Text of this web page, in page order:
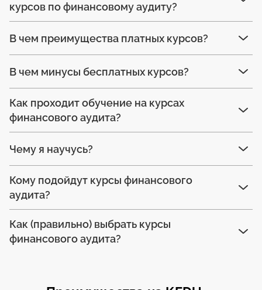
курсов по финансовому аудиту?
В чем преимущества платных курсов?
В чем минусы бесплатных курсов?
Как проходит обучение на курсах
финансового аудита?
Чему я научусь?
Кому подойдут курсы финансового
аудита?
Как (правильно) выбрать курсы
финансового аудита?